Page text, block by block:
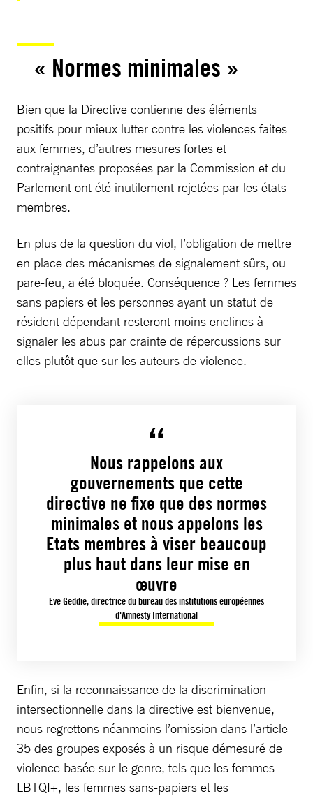
« Normes minimales »
Bien que la Directive contienne des éléments
positifs pour mieux lutter contre les violences faites
aux femmes, d’autres mesures fortes et
contraignantes proposées par la Commission et du
Parlement ont été inutilement rejetées par les états
membres.
En plus de la question du viol, l’obligation de mettre
en place des mécanismes de signalement sûrs, ou
pare-feu, a été bloquée. Conséquence ? Les femmes
sans papiers et les personnes ayant un statut de
résident dépendant resteront moins enclines à
signaler les abus par crainte de répercussions sur
elles plutôt que sur les auteurs de violence.
Nous rappelons aux
gouvernements que cette
directive ne fixe que des normes
minimales et nous appelons les
Etats membres à viser beaucoup
plus haut dans leur mise en
œuvre
Eve Geddie, directrice du bureau des institutions européennes
d'Amnesty International
Enfin, si la reconnaissance de la discrimination
intersectionnelle dans la directive est bienvenue,
nous regrettons néanmoins l’omission dans l’article
35 des groupes exposés à un risque démesuré de
violence basée sur le genre, tels que les femmes
LBTQI+, les femmes sans-papiers et les